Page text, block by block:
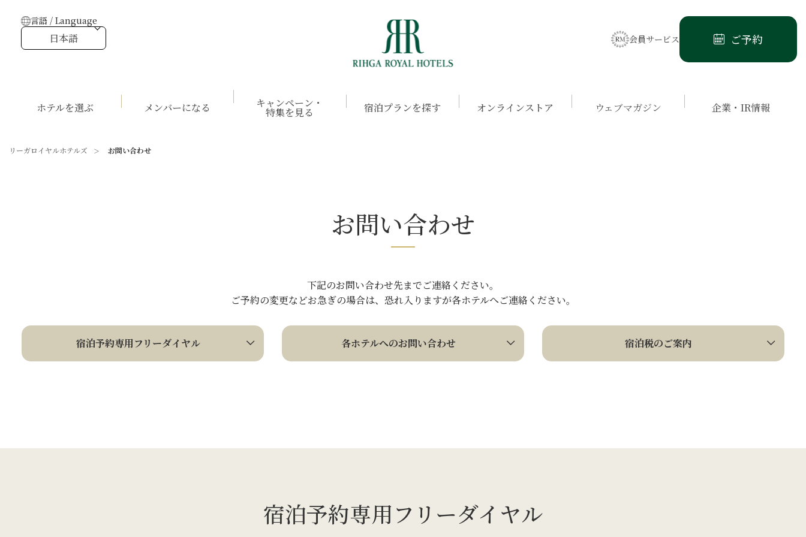
会員サービス ご予約
言語 / Language
日本語
ホテルを選ぶ メンバーになる キャンペーン・
特集を見る 宿泊プランを探す オンラインストア ウェブマガジン 企業・IR情報
リーガロイヤルホテルズ お問い合わせ
お問い合わせ
下記のお問い合わせ先までご連絡ください。
ご予約の変更などお急ぎの場合は、 恐れ入りますが各ホテルへご連絡ください。
宿泊予約専用フリーダイヤル 各ホテルへのお問い合わせ 宿泊税のご案内
宿泊予約専用フリーダイヤル